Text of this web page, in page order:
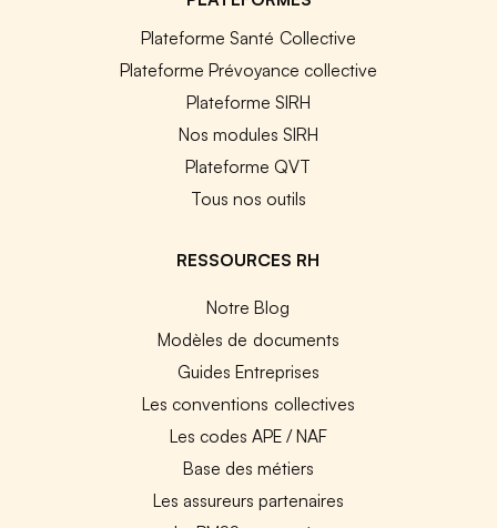
Plateforme Santé Collective
Plateforme Prévoyance collective
Plateforme SIRH
Nos modules SIRH
Plateforme QVT
Tous nos outils
RESSOURCES RH
Notre Blog
Modèles de documents
Guides Entreprises
Les conventions collectives
Les codes APE / NAF
Base des métiers
Les assureurs partenaires